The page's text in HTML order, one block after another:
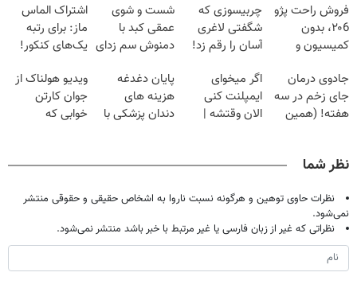
فروش راحت پژو
۲۰6، بدون
کمیسیون و
چربیسوزی که
شگفتی لاغری
آسان را رقم زد!
شست و شوی
عمقی کبد با
دمنوش سم زدای
اشتراک الماس
ماز: برای رتبه
یک‌های کنکور!
جادوی درمان
جای زخم در سه
هفته! (همین
اگر میخوای
ایمپلنت کنی
الان وقتشه |
پایان دغدغه
هزینه های
دندان پزشکی با
ویدیو هولناک از
جوان کارتن
خوابی که
نظر شما
نظرات حاوی توهین و هرگونه نسبت ناروا به اشخاص حقیقی و حقوقی منتشر
نمی‌شود.
نظراتی که غیر از زبان فارسی یا غیر مرتبط با خبر باشد منتشر نمی‌شود.